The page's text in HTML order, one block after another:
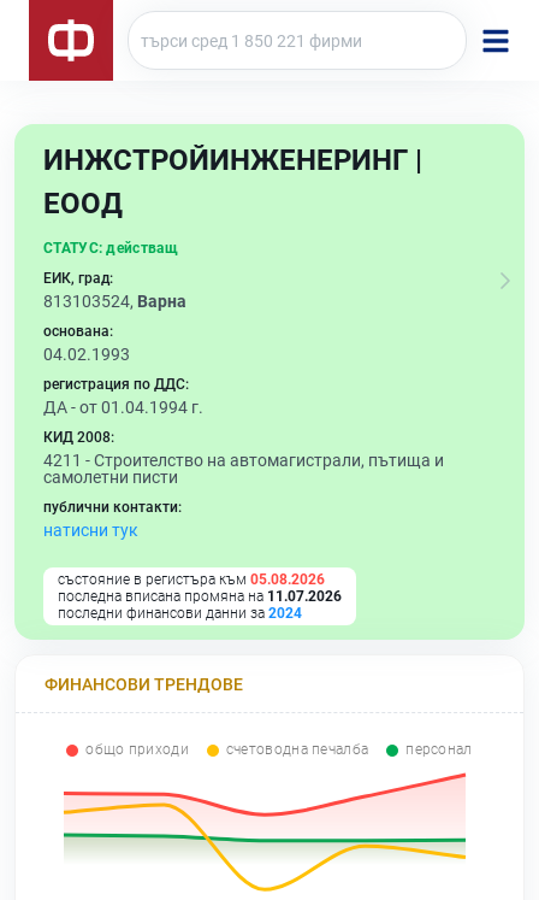
ИНЖСТРОЙИНЖЕНЕРИНГ |
ЕООД
СТАТУС: действащ
ЕИК, град:
813103524, Варна
основана:
04.02.1993
регистрация по ДДС:
ДА - от 01.04.1994 г.
КИД 2008:
4211 -Строителство на автомагистрали, пътища и
самолетни писти
публични контакти:
натисни тук
състояние в регистъра към 05.08.2026
последна вписана промяна на 11.07.2026
последни финансови данни за 2024
ФИНАНСОВИ ТРЕНДОВЕ
общо приходи счетоводна печалба персонал